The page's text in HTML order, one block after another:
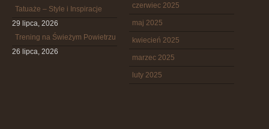
Tatuaże – Style i Inspiracje
29 lipca, 2026
Trening na Świeżym Powietrzu
26 lipca, 2026
czerwiec 2025
maj 2025
kwiecień 2025
marzec 2025
luty 2025